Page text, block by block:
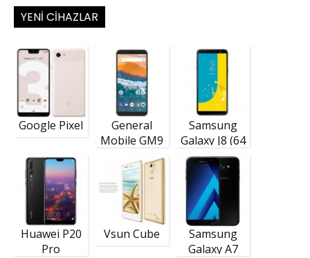
YENI CIHAZLAR
Google Pixel
General
Mobile GM9
Samsung
Galaxy J8 (64
GB)
Huawei P20
Pro
Vsun Cube
Samsung
Galaxy A7